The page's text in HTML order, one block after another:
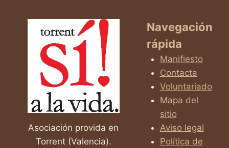
Asociación provida en
Torrent (Valencia).
Navegación
rápida
Manifiesto
Contacta
Voluntariado
Mapa del
sitio
Aviso legal
Política de